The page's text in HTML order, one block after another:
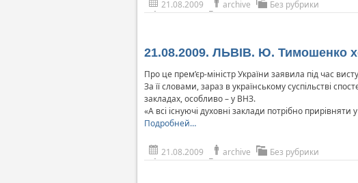
21.08.2009 archive Без рубрики
21.08.2009. ЛЬВІВ. Ю. Тимошенко
Про це прем’єр-міністр України заявила під час
За її словами, зараз в українському суспільстві
закладах, особливо – у ВНЗ.
«А всі існуючі духовні заклади потрібно прирівняти
Подробней…
21.08.2009 archive Без рубрики